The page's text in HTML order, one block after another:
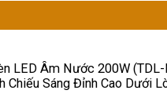
LED Âm Nước 200W (TDL-
Chiếu Sáng Đỉnh Cao Dưới